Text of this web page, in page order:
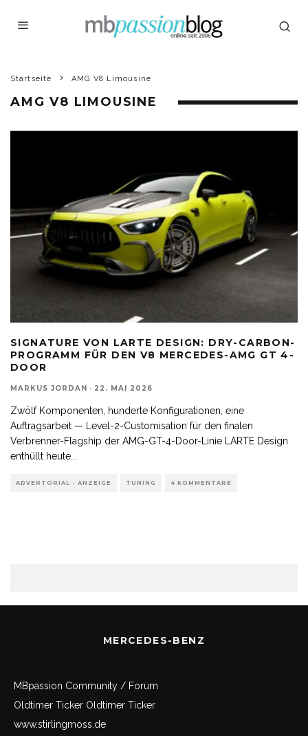
Startseite AMG V8 Limousine
AMG V8 LIMOUSINE
SIGNATURE VON LARTE DESIGN: DRY-CARBON-
PROGRAMM FÜR DEN V8 MERCEDES-AMG GT 4-
DOOR
MARKUS JORDAN · 22. MAI 2026
Zwölf Komponenten, hunderte Konfigurationen, eine
Auftragsarbeit — Level-2-Customisation für den finalen
Verbrenner-Flagship der AMG-GT-4-Door-Linie LARTE Design
enthüllt heute
ADVERTORIAL - ANZEIGE TUNING 4 KOMMENTARE
MERCEDES-BENZ
MBpassion Community / Forum
Oldtimer Ticker Oldtimer Ticker
www.stirlingmoss.de